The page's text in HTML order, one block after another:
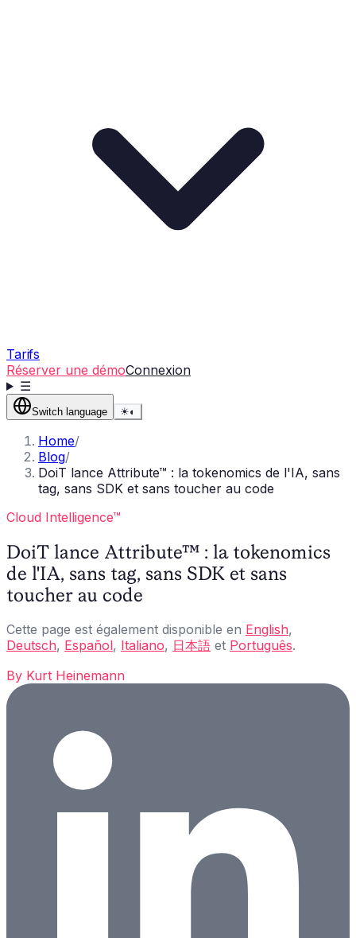
Tarifs
Réserver une démoConnexion
☰
Switch language ☀◐
Home/
Blog/
DoiT lance Attribute™ : la tokenomics de l'IA, sans
tag, sans SDK et sans toucher au code
Cloud Intelligence™
DoiT lance Attribute™ : la tokenomics
de l'IA, sans tag, sans SDK et sans
toucher au code
Cette page est également disponible en English,
Deutsch, Español, Italiano, 日本語 et Português.
By Kurt Heinemann